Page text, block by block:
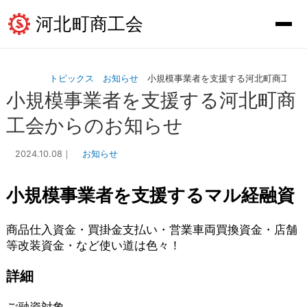
河北町商工会
トピックス お知らせ 小規模事業者を支援する河北町商工会
小規模事業者を支援する河北町商
工会からのお知らせ
2024.10.08 ｜ お知らせ
小規模事業者を支援するマル経融資
商品仕入資金・買掛金支払い・営業車両買換資金・店舗
等改装資金・など使い道は色々！
詳細